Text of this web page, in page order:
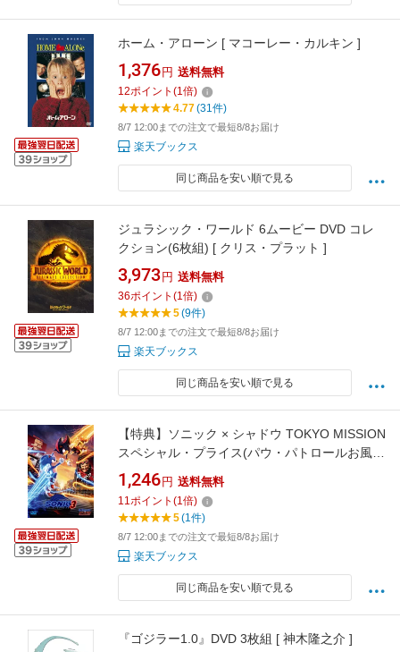
ホーム・アローン [ マコーレー・カルキン ]
1,376 円 送料無料
12ポイント (1倍)
4.77(31件)
8/7 12:00までの注文で最短8/8お届け
楽天ブックス
同じ商品を安い順で見る
ジュラシック・ワールド 6ムービー DVD コレ
クション(6枚組) [ クリス・プラット ]
3,973 円 送料無料
36ポイント (1倍)
5(9件)
8/7 12:00までの注文で最短8/8お届け
楽天ブックス
同じ商品を安い順で見る
【特典】ソニック × シャドウ TOKYO MISSION
スペシャル・プライス(パウ・パトロールお風呂
ポスター(A4サイズ)) [ ジェフ・フォウラー ]
1,246 円 送料無料
11ポイント (1倍)
5(1件)
8/7 12:00までの注文で最短8/8お届け
楽天ブックス
同じ商品を安い順で見る
『ゴジラー1.0』DVD 3枚組 [ 神木隆之介 ]